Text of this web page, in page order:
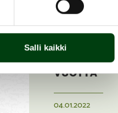
Salli kaikki
LC-VAASA
MERELLÄ
OLLUT
KÄYTÖSSÄ
VUOTTA
04.01.2022